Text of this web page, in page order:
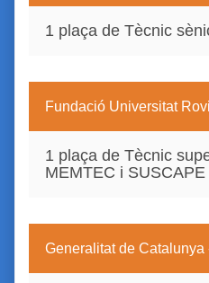
1 plaça de Tècnic
Fundació Universitat
1 plaça de Tècnic
MEMTEC i SUSCAPE
Generalitat de